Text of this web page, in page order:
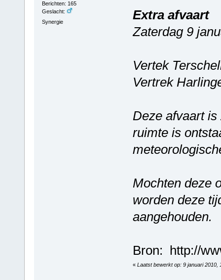
Berichten: 165
Geslacht:
Synergie
Extra afvaart
Zaterdag 9
Vertek
Vertrek
Deze afvaart
ruimte is
Mochten deze
worden deze
aangehouden.
Bron: http://
« Laatst bewerkt op: 9 januari 2010,